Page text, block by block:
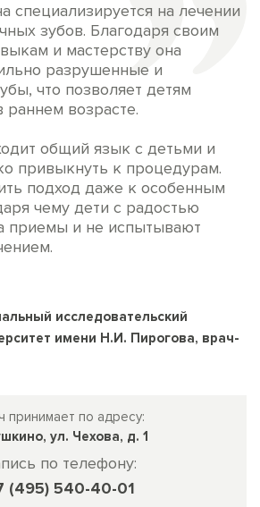
исследовательский
имени Н.И. Пирогова, врач-
специализируется на лечении
зубов. Благодаря своим
и мастерству она
разрушенные и
что позволяет детям
раннем возрасте.
общий язык с детьми и
привыкнуть к процедурам.
подход даже к особенным
чему дети с радостью
приемы и не испытывают
принимает по адресу:
ул. Чехова, д. 1
по телефону:
(495) 540-40-01